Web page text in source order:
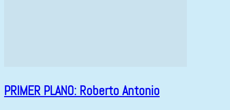
PRIMER PLANO: Roberto Antonio